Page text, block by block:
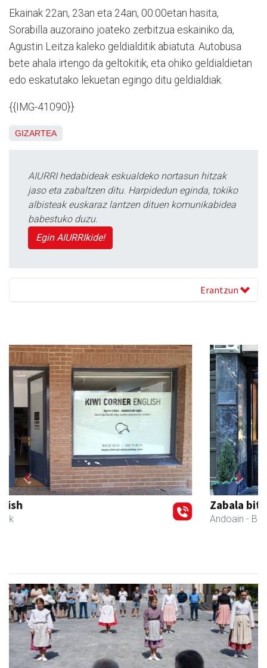
Ekainak 22an, 23an eta 24an, 00:00etan hasita,
Sorabilla auzoraino joateko zerbitzua eskainiko da,
Agustin Leitza kaleko geldialditik abiatuta. Autobusa
bete ahala irtengo da geltokitik, eta ohiko geldialdietan
edo eskatutako lekuetan egingo ditu geldialdiak.
{{IMG-41090}}
GIZARTEA
AIURRI hedabideak eskualdeko nortasun hitzak
jaso eta zabaltzen ditu. Harpidedun eginda, tokiko
albisteak euskaraz lantzen dituen komunikabidea
babestuko duzu.
Egin AIURRIkide!
Erantzun
Zabala bitxitegia
Andoain
Previous Next